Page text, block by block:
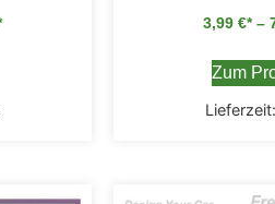
3,99 € –
Zum